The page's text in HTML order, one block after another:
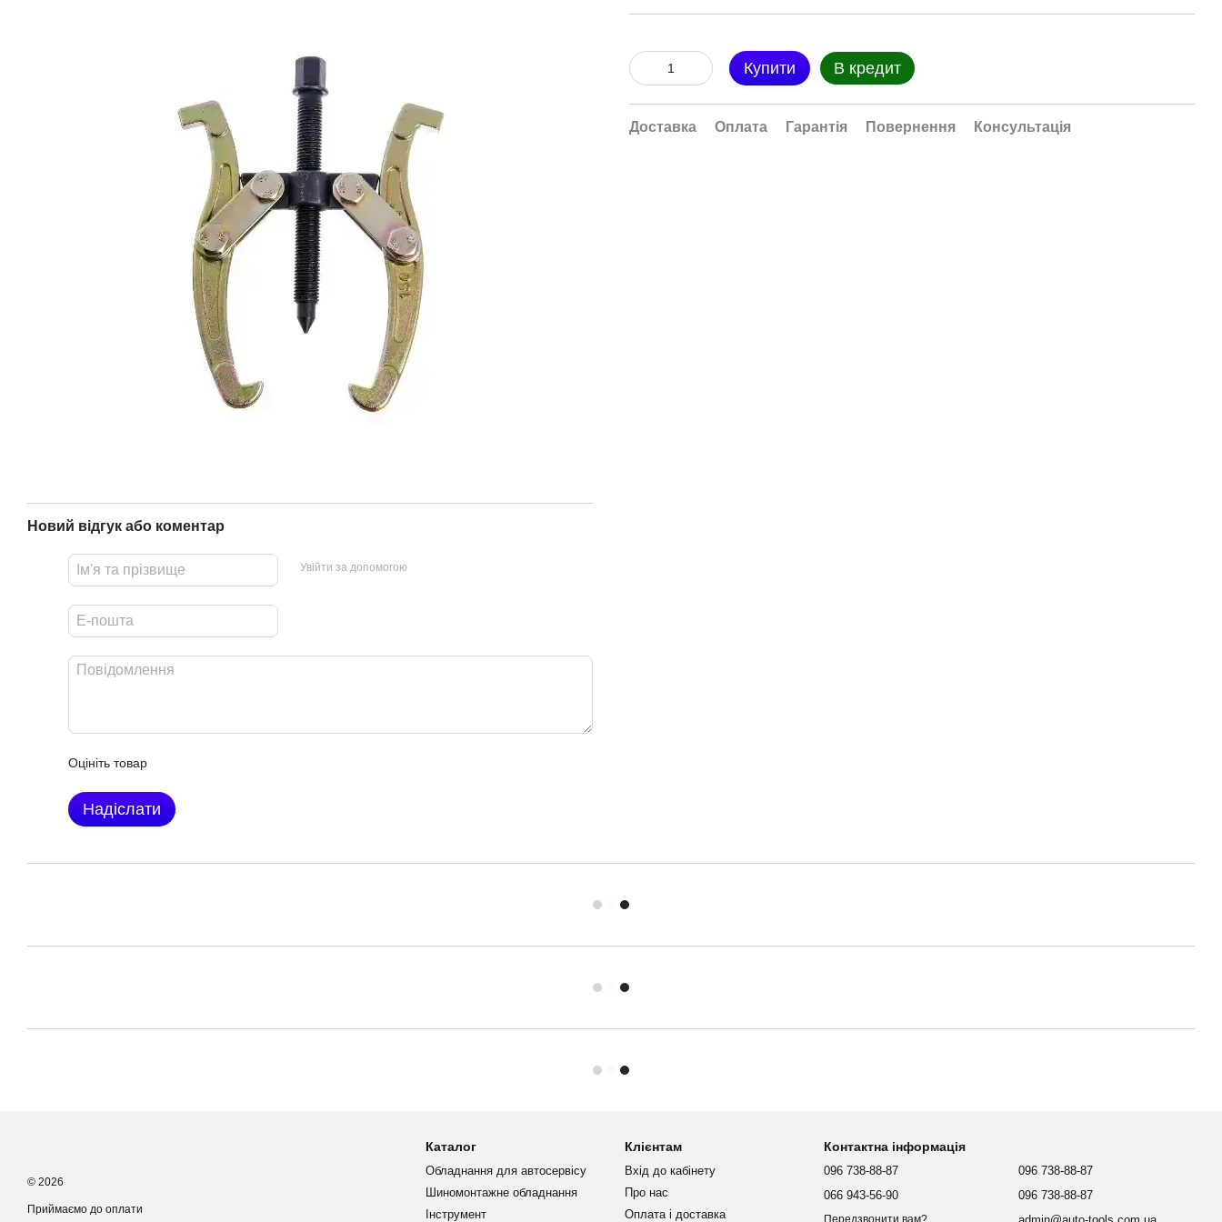
Новий відгук або коментар
Увійти за допомогою
Оцініть товар
Надіслати
Купити В кредит
Доставка Оплата Гарантія Повернення Консультація
© 2026
Приймаємо до оплати
Каталог
Обладнання для автосервісу
Шиномонтажне обладнання
Інструмент
Клієнтам
Вхід до кабінету
Про нас
Оплата і доставка
Контактна інформація
096 738-88-87
066 943-56-90
096 738-88-87
096 738-88-87